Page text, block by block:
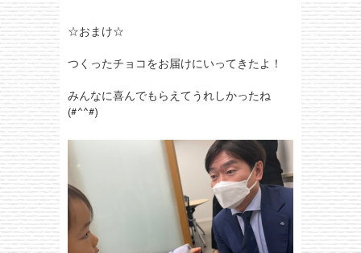
☆おまけ☆
つくったチョコをお届けにいってきたよ！
みんなに喜んでもらえてうれしかったね
(#^^#)